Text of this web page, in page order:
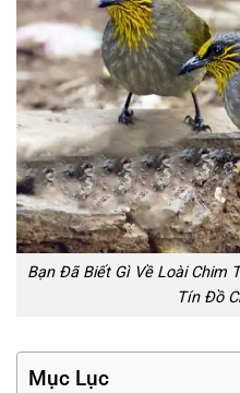
Bạn Đã Biết Gì Về Loài Chim
Tín Đồ
Mục Lục